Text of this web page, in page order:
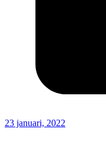
23 januari, 2022